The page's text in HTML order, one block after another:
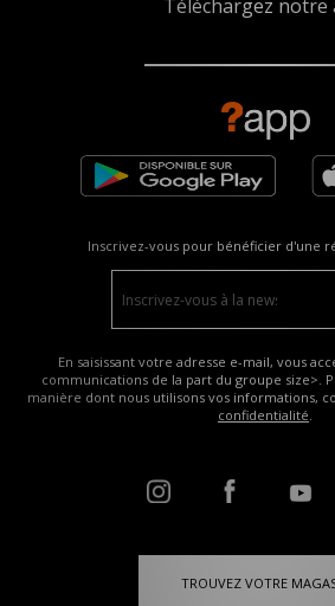
Téléchargez notre
Inscrivez-vous pour bénéficier d'une
En saisissant votre adresse e-mail, vous
communications de la part du groupe size>.
manière dont nous utilisons vos informations,
confidentialité.
TROUVEZ VOTRE